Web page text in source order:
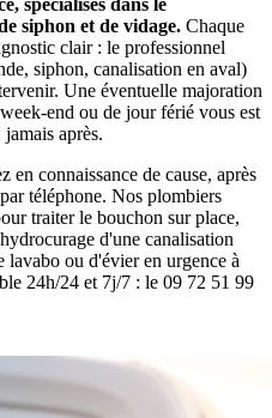
spécialisés dans le
siphon et de vidage. Chaque
clair : le professionnel
siphon, canalisation en aval)
Une éventuelle majoration
end ou de jour férié vous est
après.
en connaissance de cause, après
téléphone. Nos plombiers
traiter le bouchon sur place,
d'une canalisation
lavabo ou d'évier en urgence à
24h/24 et 7j/7 : le 09 72 51 99